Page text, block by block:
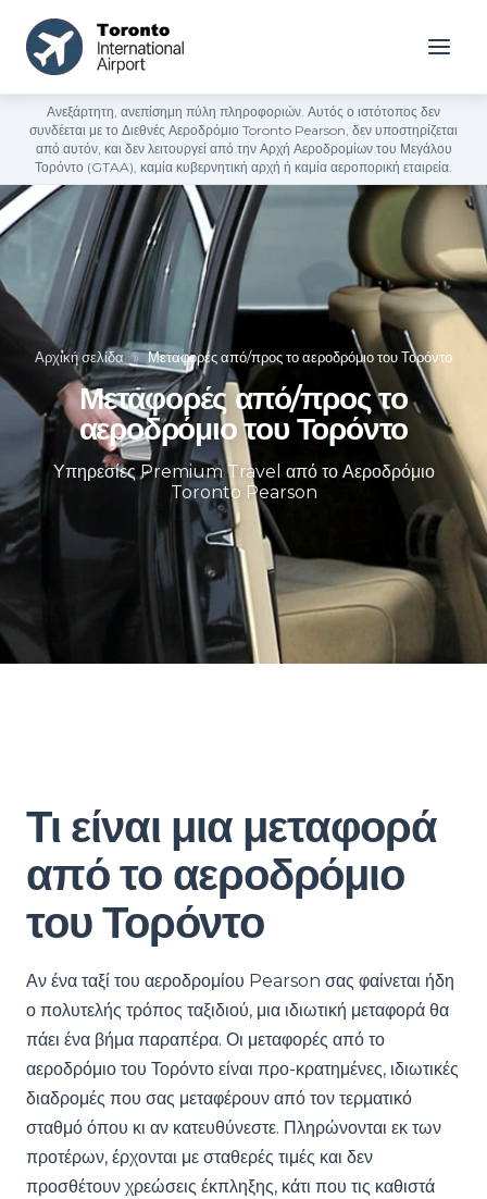
Ανεξάρτητη, ανεπίσημη πύλη πληροφοριών. Αυτός ο ιστότοπος δεν
συνδέεται με το Διεθνές Αεροδρόμιο Toronto Pearson, δεν υποστηρίζεται
από αυτόν, και δεν λειτουργεί από την Αρχή Αεροδρομίων του Μεγάλου
Τορόντο (GTAA), καμία κυβερνητική αρχή ή καμία αεροπορική εταιρεία.
Αρχική σελίδα » Μεταφορές από/προς το αεροδρόμιο του Τορόντο
Μεταφορές από/προς το
αεροδρόμιο του Τορόντο
Υπηρεσίες Premium Travel από το Αεροδρόμιο
Toronto Pearson
Τι είναι μια μεταφορά
από το αεροδρόμιο
του Τορόντο
Αν ένα ταξί του αεροδρομίου Pearson σας φαίνεται ήδη
ο πολυτελής τρόπος ταξιδιού, μια ιδιωτική μεταφορά θα
πάει ένα βήμα παραπέρα. Οι μεταφορές από το
αεροδρόμιο του Τορόντο είναι προ-κρατημένες, ιδιωτικές
διαδρομές που σας μεταφέρουν από τον τερματικό
σταθμό όπου κι αν κατευθύνεστε. Πληρώνονται εκ των
προτέρων, έρχονται με σταθερές τιμές και δεν
προσθέτουν χρεώσεις έκπληξης, κάτι που τις καθιστά